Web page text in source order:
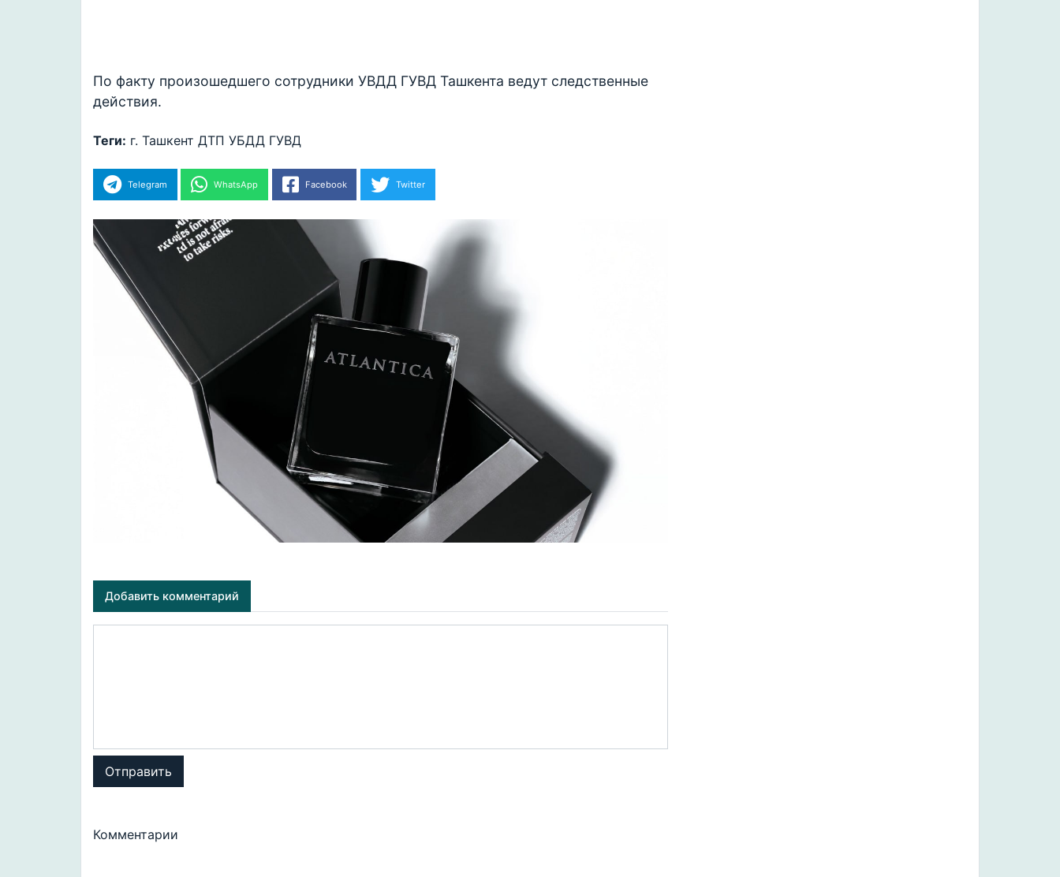
По факту произошедшего сотрудники УВДД ГУВД Ташкента ведут следственные
действия.
Теги: г. Ташкент ДТП УБДД ГУВД
Telegram WhatsApp Facebook Twitter
Добавить комментарий
Отправить
Комментарии